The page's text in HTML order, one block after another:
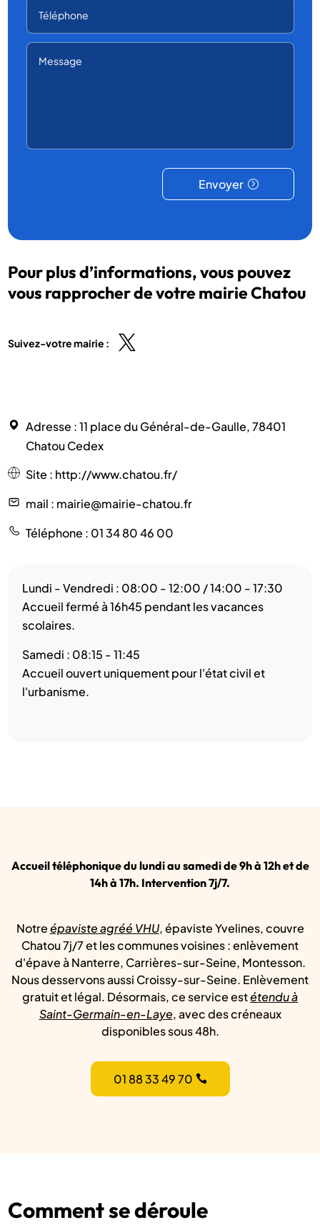
Envoyer
Pour plus d’informations, vous pouvez
vous rapprocher de votre mairie Chatou
Suivez-votre mairie :
Adresse : 11 place du Général-de-Gaulle, 78401
Chatou Cedex
Site : http://www.chatou.fr/
mail : mairie@mairie-chatou.fr
Téléphone : 01 34 80 46 00
Lundi - Vendredi : 08:00 - 12:00 / 14:00 - 17:30
Accueil fermé à 16h45 pendant les vacances
scolaires.
Samedi : 08:15 - 11:45
Accueil ouvert uniquement pour l'état civil et
l'urbanisme.
Accueil téléphonique du lundi au samedi de 9h à 12h et de
14h à 17h. Intervention 7j/7.
Notreépaviste agréé VHU, épaviste Yvelines, couvre
Chatou 7j/7 et les communes voisines : enlèvement
d'épave à Nanterre, Carrières-sur-Seine, Montesson.
Nous desservons aussi Croissy-sur-Seine. Enlèvement
gratuit et légal. Désormais, ce service estétendu à
Saint-Germain-en-Laye, avec des créneaux
disponibles sous 48h.
01 88 33 49 70
Comment se déroule